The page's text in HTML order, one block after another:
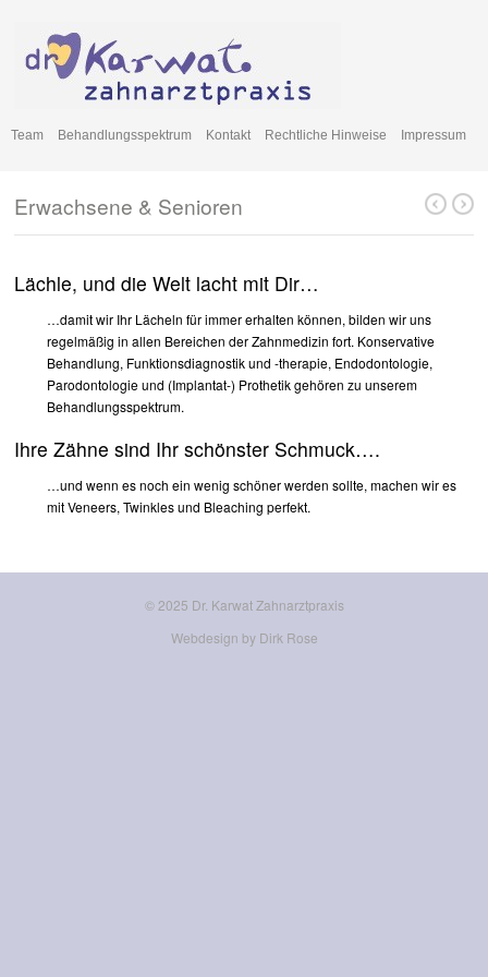
Team Behandlungsspektrum Kontakt Rechtliche Hinweise Impressum
Erwachsene & Senioren
Lächle, und die Welt lacht mit Dir…
…damit wir Ihr Lächeln für immer erhalten können, bilden wir uns
regelmäßig in allen Bereichen der Zahnmedizin fort. Konservative
Behandlung, Funktionsdiagnostik und -therapie, Endodontologie,
Parodontologie und (Implantat-) Prothetik gehören zu unserem
Behandlungsspektrum.
Ihre Zähne sind Ihr schönster Schmuck….
…und wenn es noch ein wenig schöner werden sollte, machen wir es
mit Veneers, Twinkles und Bleaching perfekt.
© 2025 Dr. Karwat Zahnarztpraxis
Webdesign by Dirk Rose